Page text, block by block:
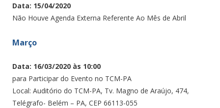
Data: 15/04/2020
Não Houve Agenda Externa Referente Ao Mês de Abril
Março
Data: 16/03/2020 às 10:00
para Participar do Evento no TCM-PA
Local: Auditório do TCM-PA, Tv. Magno de Araújo, 474,
Telégrafo- Belém – PA, CEP 66113-055